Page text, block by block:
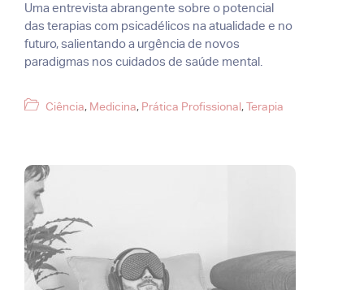
Uma entrevista abrangente sobre o potencial
das terapias com psicadélicos na atualidade e no
futuro, salientando a urgência de novos
paradigmas nos cuidados de saúde mental.
Categorias
Ciência, Medicina, Prática Profissional,Terapia